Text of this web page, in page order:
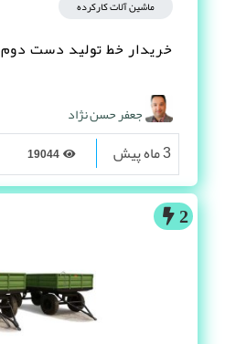
ماشین آلات کارکرده
خریدار خط تولید دست دوم
جعفر حسن نژاد
3 ماه پیش
2